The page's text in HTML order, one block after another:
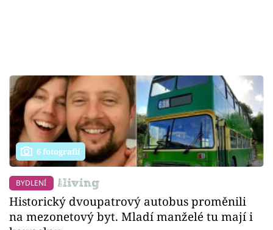
6 fotografií
BYDLENÍ
Historický dvoupatrový autobus proměnili
na mezonetový byt. Mladí manželé tu mají i